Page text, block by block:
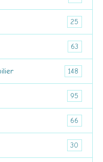
25
63
148
95
66
30